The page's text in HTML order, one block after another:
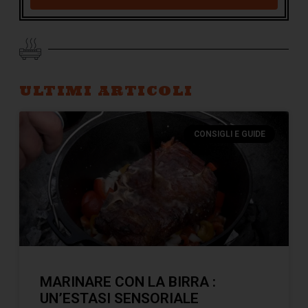
ULTIMI ARTICOLI
CONSIGLI E GUIDE
MARINARE CON LA BIRRA :
UN’ESTASI SENSORIALE